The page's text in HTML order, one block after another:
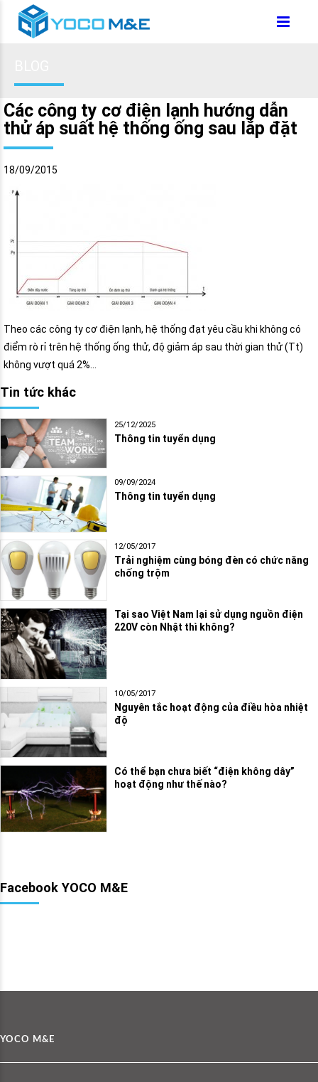
Các công ty cơ điện lạnh hướng dẫn
thử áp suất hệ thống ống sau lắp đặt
18/09/2015
Theo các công ty cơ điện lạnh, hệ thống đạt yêu cầu khi không có
điểm rò rỉ trên hệ thống ống thử, độ giảm áp sau thời gian thử (Tt)
không vượt quá 2%…
Tin tức khác
25/12/2025
Thông tin tuyển dụng
09/09/2024
Thông tin tuyển dụng
12/05/2017
Trải nghiệm cùng bóng đèn có chức năng
chống trộm
Tại sao Việt Nam lại sử dụng nguồn điện
220V còn Nhật thì không?
10/05/2017
Nguyên tắc hoạt động của điều hòa nhiệt
độ
Có thể bạn chưa biết “điện không dây”
hoạt động như thế nào?
Facebook YOCO M&E
YOCO M&E